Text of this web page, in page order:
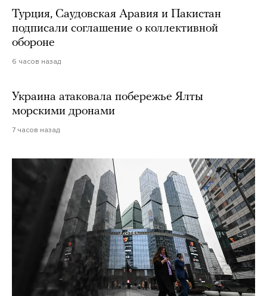
Турция, Саудовская Аравия и Пакистан
подписали соглашение о коллективной
обороне
6 часов назад
Украина атаковала побережье Ялты
морскими дронами
7 часов назад